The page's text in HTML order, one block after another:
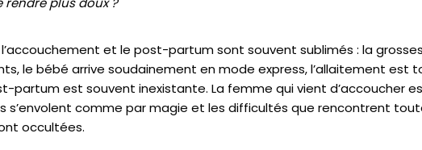
et le post-partum sont souvent sublimés : la
le bébé arrive soudainement en mode express, l’allaitement est
partum est souvent inexistante. La femme qui vient d’accoucher
s’envolent comme par magie et les difficultés que rencontrent
occultées.